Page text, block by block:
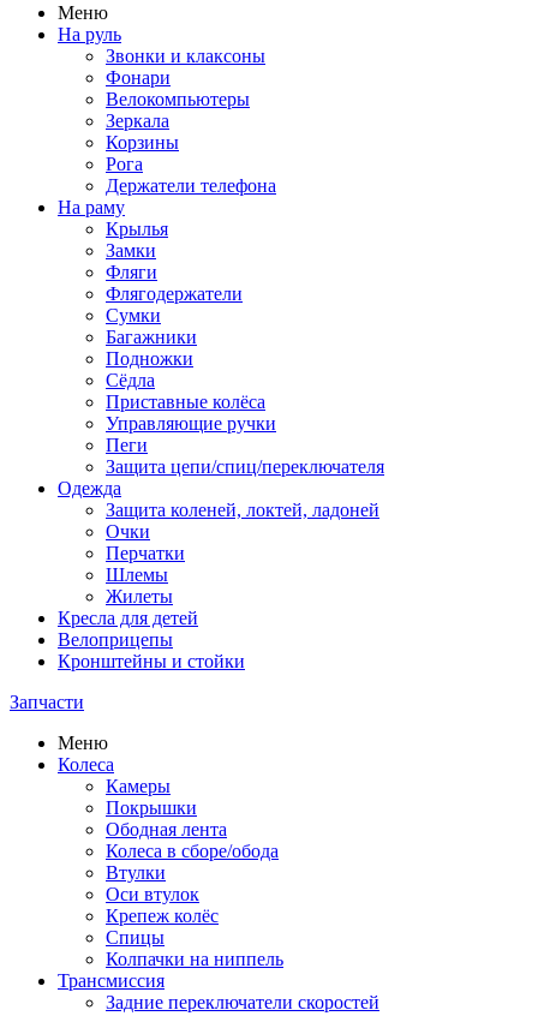
Меню
На руль
Звонки и клаксоны
Фонари
Велокомпьютеры
Зеркала
Корзины
Рога
Держатели телефона
На раму
Крылья
Замки
Фляги
Флягодержатели
Сумки
Багажники
Подножки
Сёдла
Приставные колёса
Управляющие ручки
Пеги
Защита цепи/спиц/переключателя
Одежда
Защита коленей, локтей, ладоней
Очки
Перчатки
Шлемы
Жилеты
Кресла для детей
Велоприцепы
Кронштейны и стойки
Запчасти
Меню
Колеса
Камеры
Покрышки
Ободная лента
Колеса в сборе/обода
Втулки
Оси втулок
Крепеж колёс
Спицы
Колпачки на ниппель
Трансмиссия
Задние переключатели скоростей